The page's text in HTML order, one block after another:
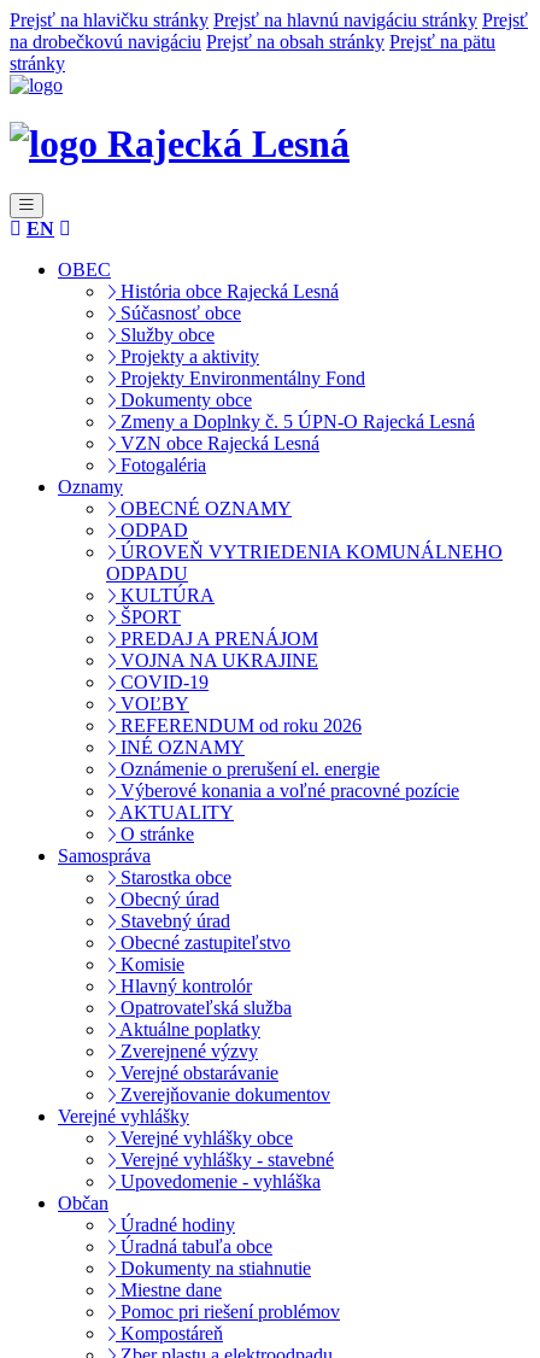
Prejsť na hlavičku stránky Prejsť na hlavnú navigáciu stránky Prejsť
na drobečkovú navigáciu Prejsť na obsah stránky Prejsť na pätu
stránky
Rajecká Lesná
EN
OBEC
História obce Rajecká Lesná
Súčasnosť obce
Služby obce
Projekty a aktivity
Projekty Environmentálny Fond
Dokumenty obce
Zmeny a Doplnky č. 5 ÚPN-O Rajecká Lesná
VZN obce Rajecká Lesná
Fotogaléria
Oznamy
OBECNÉ OZNAMY
ODPAD
ÚROVEŇ VYTRIEDENIA KOMUNÁLNEHO
ODPADU
KULTÚRA
ŠPORT
PREDAJ A PRENÁJOM
VOJNA NA UKRAJINE
COVID-19
VOĽBY
REFERENDUM od roku 2026
INÉ OZNAMY
Oznámenie o prerušení el. energie
Výberové konania a voľné pracovné pozície
AKTUALITY
O stránke
Samospráva
Starostka obce
Obecný úrad
Stavebný úrad
Obecné zastupiteľstvo
Komisie
Hlavný kontrolór
Opatrovateľská služba
Aktuálne poplatky
Zverejnené výzvy
Verejné obstarávanie
Zverejňovanie dokumentov
Verejné vyhlášky
Verejné vyhlášky obce
Verejné vyhlášky - stavebné
Upovedomenie - vyhláška
Občan
Úradné hodiny
Úradná tabuľa obce
Dokumenty na stiahnutie
Miestne dane
Pomoc pri riešení problémov
Kompostáreň